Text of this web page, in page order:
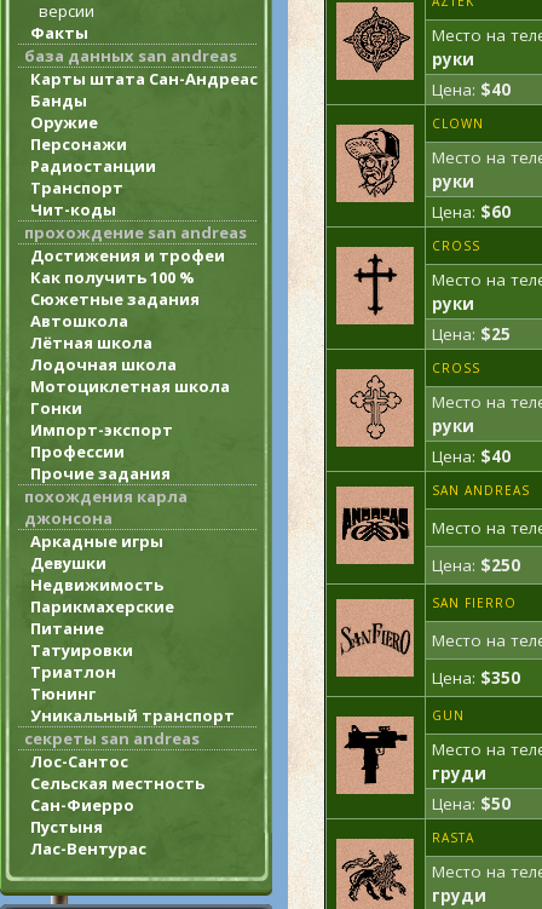
версии
Факты
база данных san andreas
Карты штата Сан-Андреас
Банды
Оружие
Персонажи
Радиостанции
Транспорт
Чит-коды
прохождение san andreas
Достижения и трофеи
Как получить 100 %
Сюжетные задания
Автошкола
Лётная школа
Лодочная школа
Мотоциклетная школа
Гонки
Импорт-экспорт
Профессии
Прочие задания
похождения карла
джонсона
Аркадные игры
Девушки
Недвижимость
Парикмахерские
Питание
Татуировки
Триатлон
Тюнинг
Уникальный транспорт
секреты san andreas
Лос-Сантос
Сельская местность
Сан-Фиерро
Пустыня
Лас-Вентурас
Место на
руки
Цена: $40
CLOWN
Место на
руки
Цена: $60
CROSS
Место на
руки
Цена: $25
CROSS
Место на
руки
Цена: $40
SAN ANDREAS
Место на
Цена: $250
SAN FIERRO
Место на
Цена: $350
GUN
Место на
груди
Цена: $50
RASTA
Место на
груди